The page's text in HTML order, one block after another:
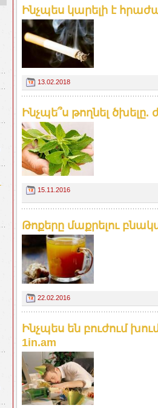
Ինչպես կարելի է
13.02.2018
Ինչպե՞ս թողնել
15.11.2016
Թոքերը մաքրելու
22.02.2016
Ինչպես են բուժում
1in.am